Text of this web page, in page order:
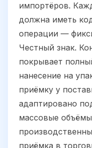
импортёров.
должна иметь
операции —
Честный знак.
покрывает
нанесение на
приёмку у
адаптировано
массовые
приёмка в